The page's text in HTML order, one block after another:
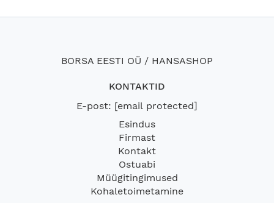
BORSA EESTI OÜ / HANSASHOP
KONTAKTID
E-post: [email protected]
Esindus
Firmast
Kontakt
Ostuabi
Müügitingimused
Kohaletoimetamine